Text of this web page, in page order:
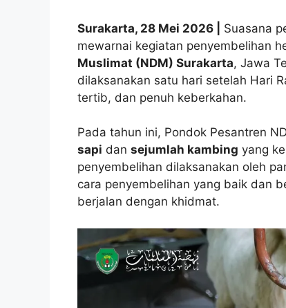
Surakarta, 28 Mei 2026 |
Suasana
mewarnai kegiatan penyembelihan
Muslimat (NDM) Surakarta, Jawa
dilaksanakan satu hari setelah Hari
tertib, dan penuh keberkahan.
Pada tahun ini, Pondok Pesantren
sapi dan sejumlah kambing yang
penyembelihan dilaksanakan oleh
cara penyembelihan yang baik dan
berjalan dengan khidmat.